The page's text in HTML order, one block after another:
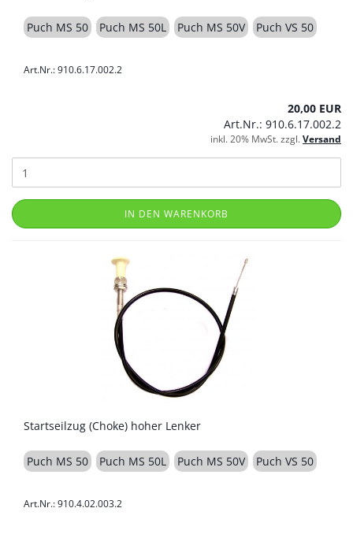
Puch MS 50 Puch MS 50L Puch MS 50V Puch VS 50
Art.Nr.: 910.6.17.002.2
20,00 EUR
Art.Nr.: 910.6.17.002.2
inkl. 20% MwSt. zzgl.Versand
IN DEN WARENKORB
Startseilzug (Choke) hoher Lenker
Puch MS 50 Puch MS 50L Puch MS 50V Puch VS 50
Art.Nr.: 910.4.02.003.2